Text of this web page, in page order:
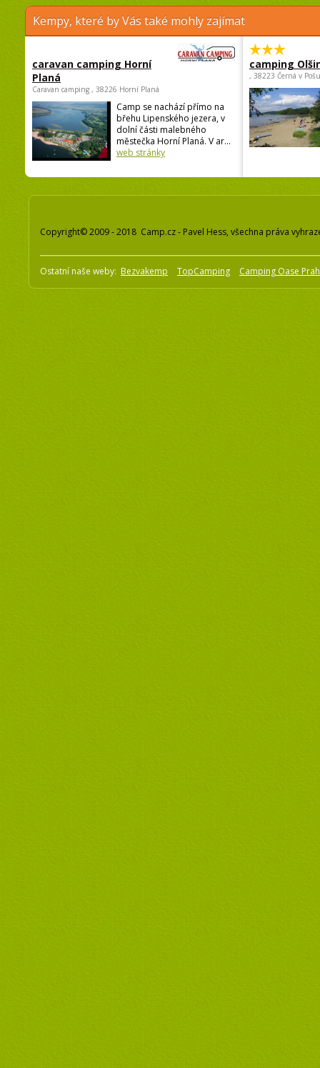
Kempy, které by Vás také mohly zajímat
caravan camping Horní
Planá
Caravan camping , 38226 Horní Planá
Camp se nachází přímo na
břehu Lipenského jezera, v
dolní části malebného
městečka Horní Planá. V ar...
web stránky
camping
, 38223 Černá v
Copyright© 2009 - 2018 Camp.cz - Pavel Hess, všechna práva
Ostatní naše weby: Bezvakemp TopCamping Camping Oase